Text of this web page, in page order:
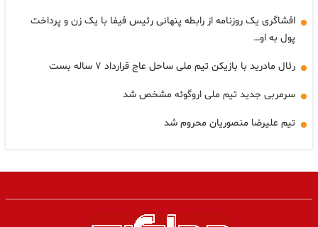
افشاگری یک روزنامه از رابطه پنهانی رئیس فیفا با یک زن و پرداخت
پول به او…
رئال مادرید با بازیکن تیم ملی ساحل عاج قرارداد ۷ ساله بست
سرمربی جدید تیم ملی اروگوئه مشخص شد
تیم علیرضا منصوریان محروم شد